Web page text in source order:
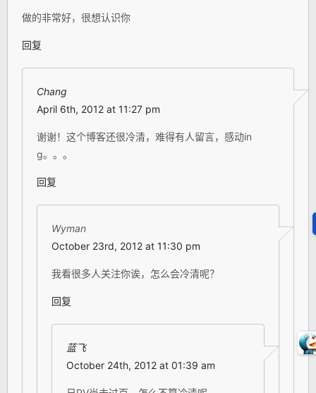
做的非常好，很想认识你
回复
Chang
April 6th, 2012 at 11:27 pm
谢谢！这个博客还很冷清，难得有人留言，感动in
g。。。
回复
Wyman
October 23rd, 2012 at 11:30 pm
我看很多人关注你诶，怎么会冷清呢？
回复
蓝飞
October 24th, 2012 at 01:39 am